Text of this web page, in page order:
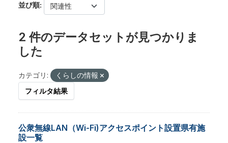
並び順
2 件のデータセットが見つかりま
した
カテゴリ:
くらしの情報
フィルタ結果
公衆無線LAN（Wi-Fi)アクセスポイント設置県有施
設一覧